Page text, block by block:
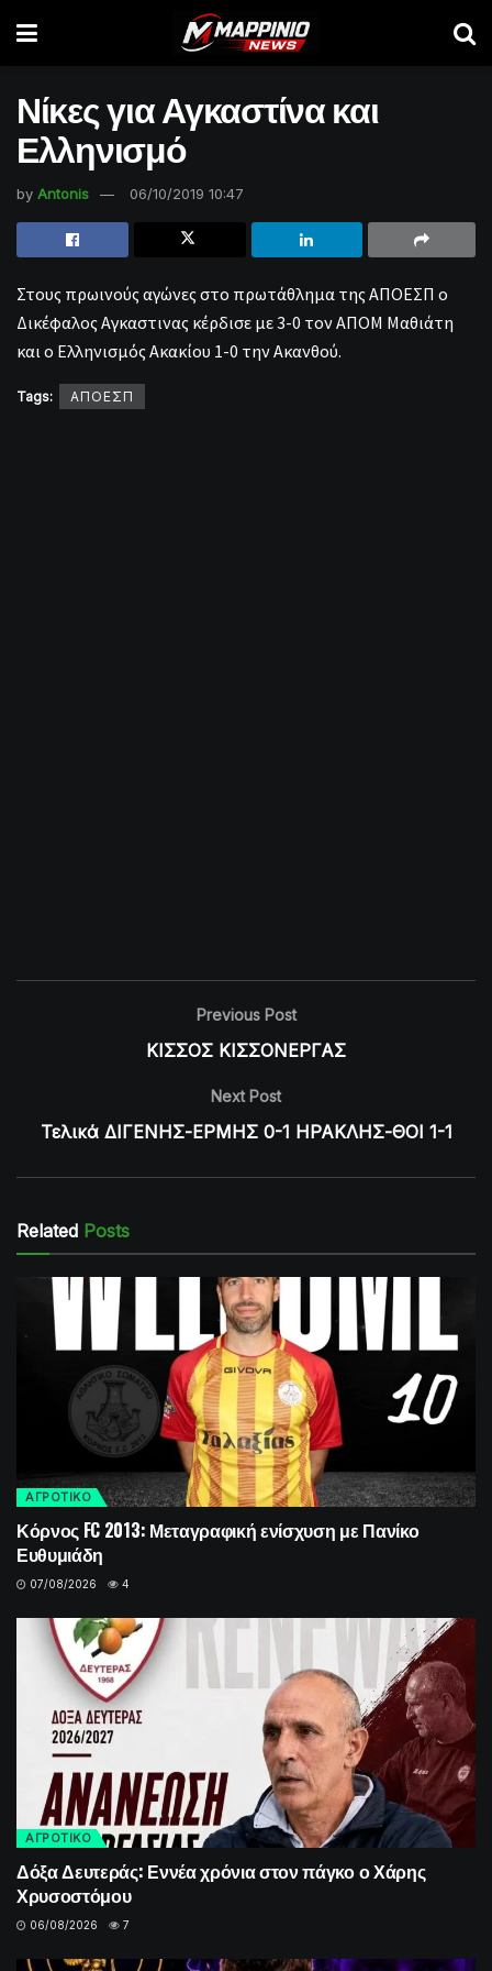
Νίκες για Αγκαστίνα και
Ελληνισμό
by Antonis 06/10/2019 10:47
Στους πρωινούς αγώνες στο πρωτάθλημα της ΑΠΟΕΣΠ ο
Δικέφαλος Αγκαστινας κέρδισε με 3-0 τον ΑΠΟΜ Μαθιάτη
και ο Ελληνισμός Ακακίου 1-0 την Ακανθού.
Tags: ΑΠΟΕΣΠ
Previous Post
ΚΙΣΣΟΣ ΚΙΣΣΟΝΕΡΓΑΣ
Next Post
Τελικά ΔΙΓΕΝΗΣ-ΕΡΜΗΣ 0-1 ΗΡΑΚΛΗΣ-ΘΟΙ 1-1
Related Posts
ΑΓΡΟΤΙΚΟ
Κόρνος FC 2013: Μεταγραφική ενίσχυση με Πανίκο
Ευθυμιάδη
07/08/2026 4
ΑΓΡΟΤΙΚΟ
Δόξα Δευτεράς: Εννέα χρόνια στον πάγκο ο Χάρης
Χρυσοστόμου
06/08/2026 7